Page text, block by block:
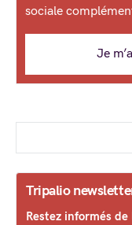
sociale
Je
Tripalio
Restez informés